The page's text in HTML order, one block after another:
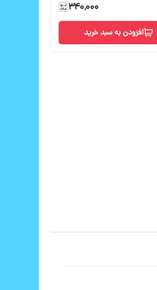
340,000
افزودن به سبد خرید